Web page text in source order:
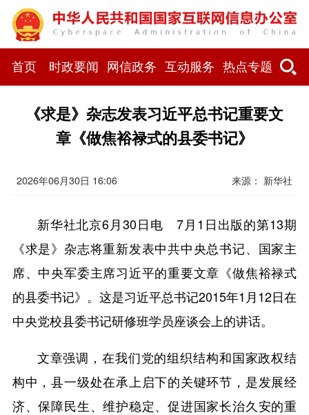
首页 时政要闻 网信政务 互动服务 热点专题
《求是》杂志发表习近平总书记重要文
章《做焦裕禄式的县委书记》
2026年06月30日 16:06 来源： 新华社
新华社北京6月30日电 7月1日出版的第13期
《求是》杂志将重新发表中共中央总书记、国家主
席、中央军委主席习近平的重要文章《做焦裕禄式
的县委书记》。这是习近平总书记2015年1月12日在
中央党校县委书记研修班学员座谈会上的讲话。
文章强调，在我们党的组织结构和国家政权结
构中，县一级处在承上启下的关键环节，是发展经
济、保障民生、维护稳定、促进国家长治久安的重